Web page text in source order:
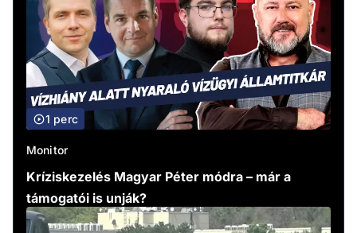
1 perc
Monitor
Kríziskezelés Magyar Péter módra – már a
támogatói is unják?